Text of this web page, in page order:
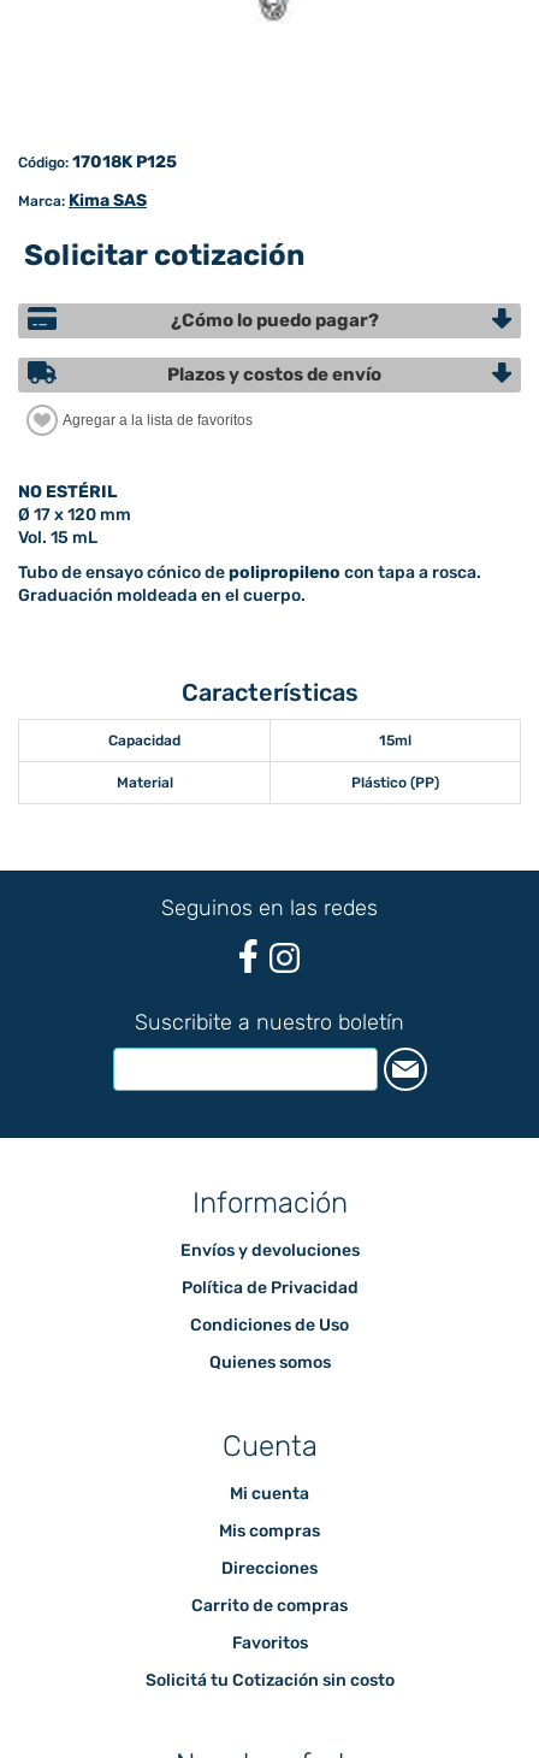
Código: 17018K P125
Marca: Kima SAS
Solicitar cotización
¿Cómo lo puedo pagar?
Plazos y costos de envío
NO ESTÉRIL
Ø 17 x 120 mm
Vol. 15 mL
Tubo de ensayo cónico depolipropileno con tapa a rosca.
Graduación moldeada en el cuerpo.
Características
Capacidad 15ml
Material Plástico (PP)
Seguinos en las redes
Suscribite a nuestro boletín
Información
Envíos y devoluciones
Política de Privacidad
Condiciones de Uso
Quienes somos
Cuenta
Mi cuenta
Mis compras
Direcciones
Carrito de compras
Favoritos
Solicitá tu Cotización sin costo